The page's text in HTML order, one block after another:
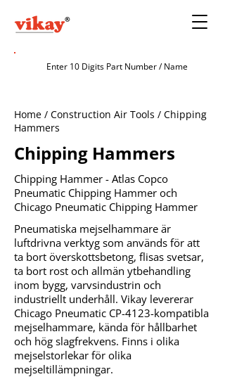
Home / Construction Air Tools / Chipping
Hammers
Chipping Hammers
Chipping Hammer - Atlas Copco
Pneumatic Chipping Hammer och
Chicago Pneumatic Chipping Hammer
Pneumatiska mejselhammare är
luftdrivna verktyg som används för att
ta bort överskottsbetong, flisas svetsar,
ta bort rost och allmän ytbehandling
inom bygg, varvsindustrin och
industriellt underhåll. Vikay levererar
Chicago Pneumatic CP-4123-kompatibla
mejselhammare, kända för hållbarhet
och hög slagfrekvens. Finns i olika
mejselstorlekar för olika
mejseltillämpningar.